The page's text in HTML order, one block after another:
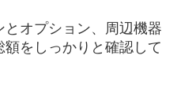
オプション、周辺機器
をしっかりと確認して